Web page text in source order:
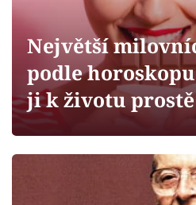
Sledujte prima+
Filmový festival
Pořady
Mámy sobě
Největší
podle
ji k životu